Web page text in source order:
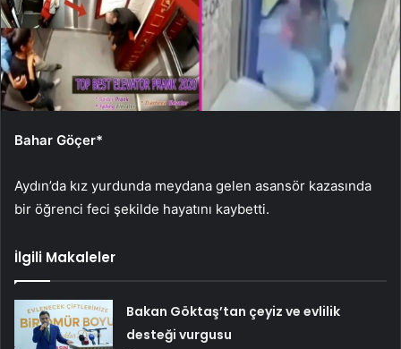
Bahar Göçer*
Aydın’da kız yurdunda meydana gelen asansör kazasında
bir öğrenci feci şekilde hayatını kaybetti.
İlgili Makaleler
Bakan Göktaş’tan çeyiz ve evlilik
desteği vurgusu